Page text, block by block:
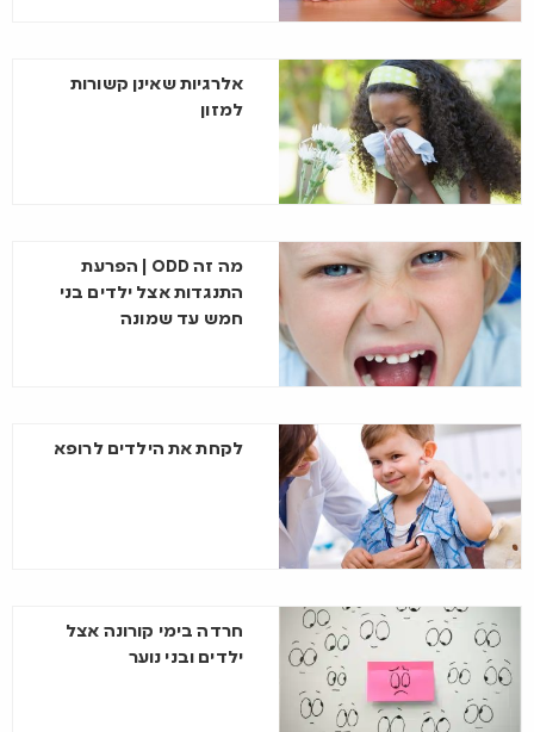
אלרגיות שאינן קשורות
למזון
מה זה ODD | הפרעת
התנגדות אצל ילדים בני
חמש עד שמונה
לקחת את הילדים לרופא
חרדה בימי קורונה אצל
ילדים ובני נוער